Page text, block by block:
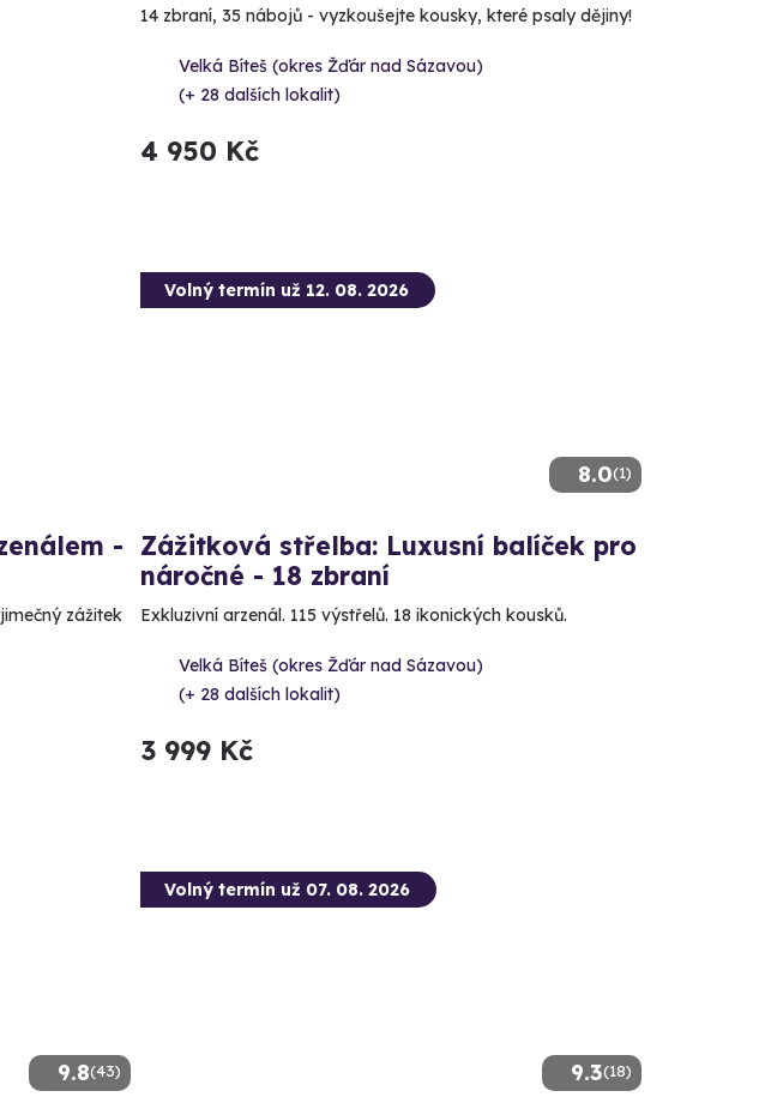
14 zbraní, 35 nábojů - vyzkoušejte kousky, které psaly dějiny!
Velká Bíteš (okres Žďár nad Sázavou)
(+ 28 dalších lokalit)
4 950 Kč
-
zážitek
8.0(1)
Volný termín už 12. 08. 2026
Zážitková střelba: Luxusní balíček pro
náročné - 18 zbraní
Exkluzivní arzenál. 115 výstřelů. 18 ikonických kousků.
Velká Bíteš (okres Žďár nad Sázavou)
(+ 28 dalších lokalit)
3 999 Kč
9.8(43) 9.3(18)
Volný termín už 07. 08. 2026